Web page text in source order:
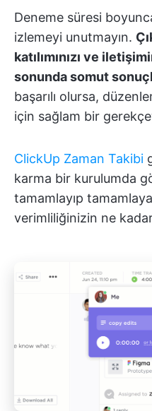
Deneme süresi
izlemeyi unutmayın.
katılımınızı ve
sonunda somut
başarılı olursa,
için sağlam bir
ClickUp Zaman Takibi
karma bir kurulumda
tamamlayıp
verimliliğinizin ne